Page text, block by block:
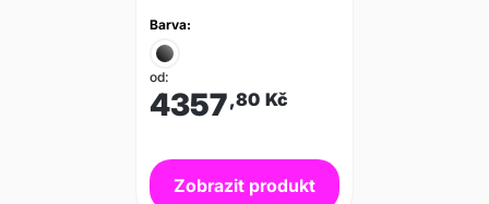
Barva:
od:
4357,80 Kč
Zobrazit produkt